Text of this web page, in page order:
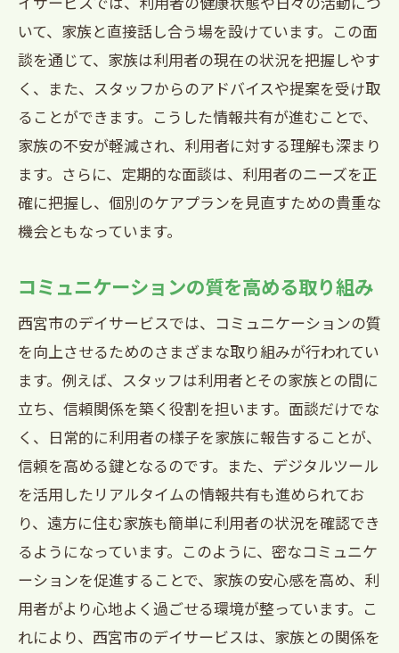
いて、家族と直接話し合う場を設けています。この面
談を通じて、家族は利用者の現在の状況を把握しやす
く、また、スタッフからのアドバイスや提案を受け取
ることができます。こうした情報共有が進むことで、
家族の不安が軽減され、利用者に対する理解も深まり
ます。さらに、定期的な面談は、利用者のニーズを正
確に把握し、個別のケアプランを見直すための貴重な
機会ともなっています。
コミュニケーションの質を高める取り組み
西宮市のデイサービスでは、コミュニケーションの質
を向上させるためのさまざまな取り組みが行われてい
ます。例えば、スタッフは利用者とその家族との間に
立ち、信頼関係を築く役割を担います。面談だけでな
く、日常的に利用者の様子を家族に報告することが、
信頼を高める鍵となるのです。また、デジタルツール
を活用したリアルタイムの情報共有も進められてお
り、遠方に住む家族も簡単に利用者の状況を確認でき
るようになっています。このように、密なコミュニケ
ーションを促進することで、家族の安心感を高め、利
用者がより心地よく過ごせる環境が整っています。こ
れにより、西宮市のデイサービスは、家族との関係を